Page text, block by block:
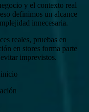
y el contexto real
definimos un alcance
innecesaria.
reales, pruebas en
en stores forma parte
imprevistos.